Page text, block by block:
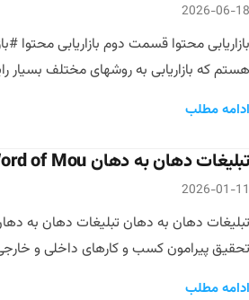
2026-06-18
بازاریابی محتوا قسمت دوم بازاریابی
هستم که بازاریابی به روشهای مختلف بسیار
ادامه مطلب
تبلیغات دهان به دهان Word of Mou
2026-01-11
تبلیغات دهان به دهان تبلیغات دهان به
تحقیق پیرامون کسب و کارهای داخلی و
ادامه مطلب